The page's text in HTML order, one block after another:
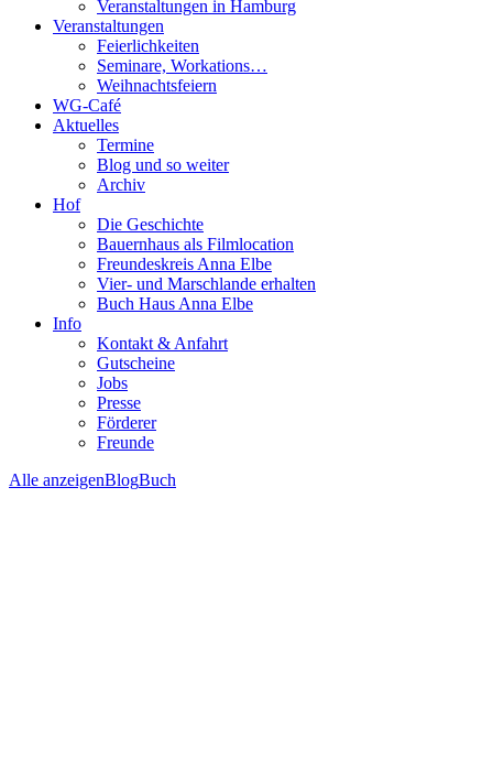
Veranstaltungen in Hamburg
Veranstaltungen
Feierlichkeiten
Seminare, Workations…
Weihnachtsfeiern
WG-Café
Aktuelles
Termine
Blog und so weiter
Archiv
Hof
Die Geschichte
Bauernhaus als Filmlocation
Freundeskreis Anna Elbe
Vier- und Marschlande erhalten
Buch Haus Anna Elbe
Info
Kontakt & Anfahrt
Gutscheine
Jobs
Presse
Förderer
Freunde
Alle anzeigenBlogBuch